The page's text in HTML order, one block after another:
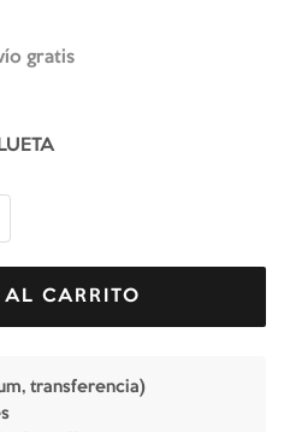
gratis
CARRITO
transferencia)